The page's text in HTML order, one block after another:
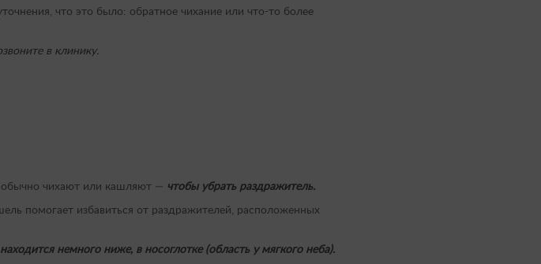
что это было: обратное чихание или что-то более
в клинику.
чихают или кашляют — чтобы убрать раздражитель.
помогает избавиться от раздражителей, расположенных
немного ниже, в носоглотке (область у мягкого неба).